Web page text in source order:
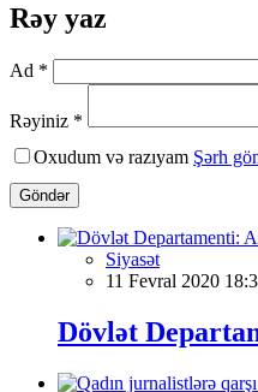
Rəy yaz
Ad *
Rəyiniz *
Oxudum və razıyam Şərh
Göndər
Siyasət
11 Fevral 2020
Dövlət